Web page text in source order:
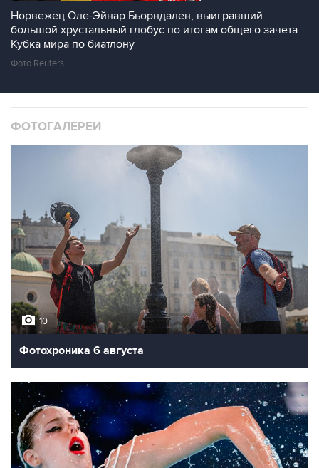
Норвежец Оле-Эйнар Бьорндален, выигравший
большой хрустальный глобус по итогам общего зачета
Кубка мира по биатлону
Фото Reuters
ФОТОГАЛЕРЕИ
10
Фотохроника 6 августа